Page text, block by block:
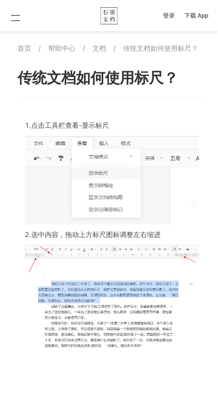
登录 下载 App
首页 / 帮助中心 / 文档 / 传统文档如何使用标尺？
传统文档如何使用标尺？
1.点击工具栏查看-显示标尺
2.选中内容，拖动上方标尺图标调整左右缩进